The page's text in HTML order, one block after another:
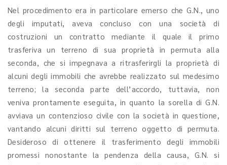
Nel procedimento era in particolare emerso che G.N., uno
degli imputati, aveva concluso con una società di
costruzioni un contratto mediante il quale il primo
trasferiva un terreno di sua proprietà in permuta alla
seconda, che si impegnava a ritrasferirgli la proprietà di
alcuni degli immobili che avrebbe realizzato sul medesimo
terreno; la seconda parte dell’accordo, tuttavia, non
veniva prontamente eseguita, in quanto la sorella di G.N.
avviava un contenzioso civile con la società in questione,
vantando alcuni diritti sul terreno oggetto di permuta.
Desideroso di ottenere il trasferimento degli immobili
promessi nonostante la pendenza della causa, G.N. si